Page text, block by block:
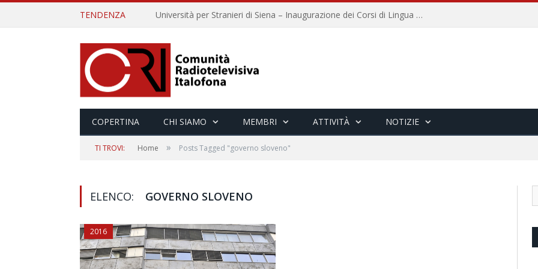
TENDENZA Università per Stranieri di Siena – Inaugurazione dei Corsi di Lingua e Cultura Italiana, 109a annata
COPERTINA CHI SIAMO MEMBRI ATTIVITÀ NOTIZIE
TI TROVI: Home » Posts Tagged "governo sloveno"
ELENCO: GOVERNO SLOVENO
2016